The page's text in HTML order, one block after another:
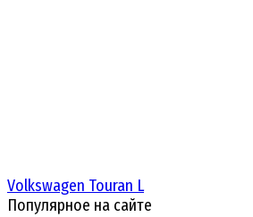
Volkswagen Touran L
Популярное на сайте